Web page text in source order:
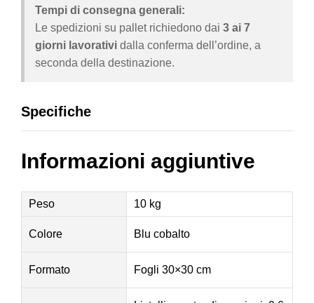
Tempi di consegna generali:
Le spedizioni su pallet richiedono dai 3 ai 7
giorni lavorativi dalla conferma dell’ordine, a
seconda della destinazione.
Specifiche
Informazioni aggiuntive
Peso 10 kg
Colore Blu cobalto
Formato Fogli 30×30 cm